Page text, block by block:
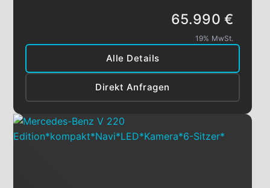
Alle Details
Direkt Anfragen
65.990 €
19% MwSt.